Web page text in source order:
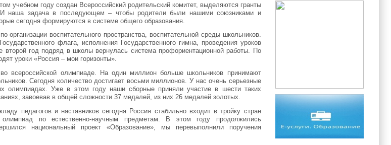
учебном году создан Всероссийский родительский комитет, выделяются гранты
И наша задача в последующем – чтобы родители были нашими союзниками и
сегодня формируются в системе общего образования.
организации воспитательного пространства, воспитательной среды школьников.
флага, исполнения Государственного гимна, проведения уроков
год подряд в школы вернулась система профориентационной работы. По
уроки «Россия – мои горизонты».
всероссийской олимпиаде. На один миллион больше школьников принимают
Сегодня количество достигает восьми миллионов. У нас очень серьезные
олимпиадах. Уже в этом году наши сборные приняли участие в шести таких
завоевав в общей сложности 37 медалей, из них 26 медалей золотых.
педагогов и наставников сегодня Россия стабильно входит в тройку стран
по естественно-научным предметам. В этом году продолжились
национальный проект «Образование», мы перевыполнили поручения